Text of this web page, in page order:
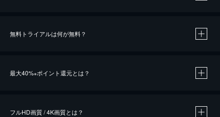
無料トライアルは何が無料？
最大40%※ポイント還元とは？
フルHD画質 / 4K画質とは？